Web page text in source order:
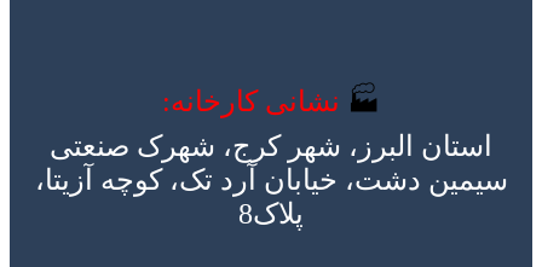
🏭 نشانی کارخانه:
استان البرز، شهر کرج، شهرک صنعتی
سیمین دشت، خیابان آرد تک، کوچه آزیتا،
پلاک8